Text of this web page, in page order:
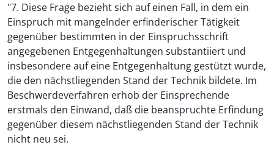
"7. Diese Frage bezieht sich auf einen Fall, in dem ein
Einspruch mit mangelnder erfinderischer Tätigkeit
gegenüber bestimmten in der Einspruchsschrift
angegebenen Entgegenhaltungen substantiiert und
insbesondere auf eine Entgegenhaltung gestützt wurde,
die den nächstliegenden Stand der Technik bildete. Im
Beschwerdeverfahren erhob der Einsprechende
erstmals den Einwand, daß die beanspruchte Erfindung
gegenüber diesem nächstliegenden Stand der Technik
nicht neu sei.